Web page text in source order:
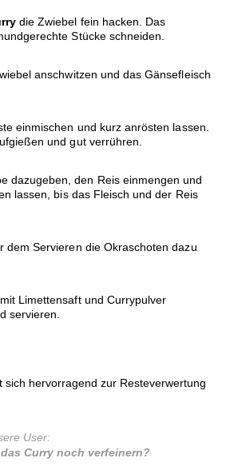
die Zwiebel fein hacken. Das
Stücke schneiden.
anschwitzen und das Gänsefleisch
einmischen und kurz anrösten lassen.
und gut verrühren.
dazugeben, den Reis einmengen und
lassen, bis das Fleisch und der Reis
dem Servieren die Okraschoten dazu
mit Limettensaft und Currypulver
servieren.
sich hervorragend zur Resteverwertung
User:
Curry noch verfeinern?